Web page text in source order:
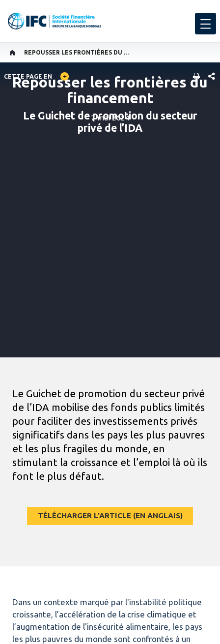
GLOBAL LANGUAGE TOGGLER
CETTE PAGE EN
Repousser les frontières du
financement
Le Guichet de promotion du secteur
privé de l’IDA
7 mai 2024
Le Guichet de promotion du secteur privé
de l’IDA mobilise des fonds publics limités
pour faciliter des investissements privés
significatifs dans les pays les plus pauvres
et les plus fragiles du monde, en
stimulant la croissance et l’emploi là où ils
font le plus défaut.
TÉLÉCHARGER L'ARTICLE (EN ANGLAIS)
Dans un contexte marqué par l'instabilité politique
croissante, l’accélération de la crise climatique et
l’augmentation de l'insécurité alimentaire, les pays
les plus pauvres du monde sont confrontés à un